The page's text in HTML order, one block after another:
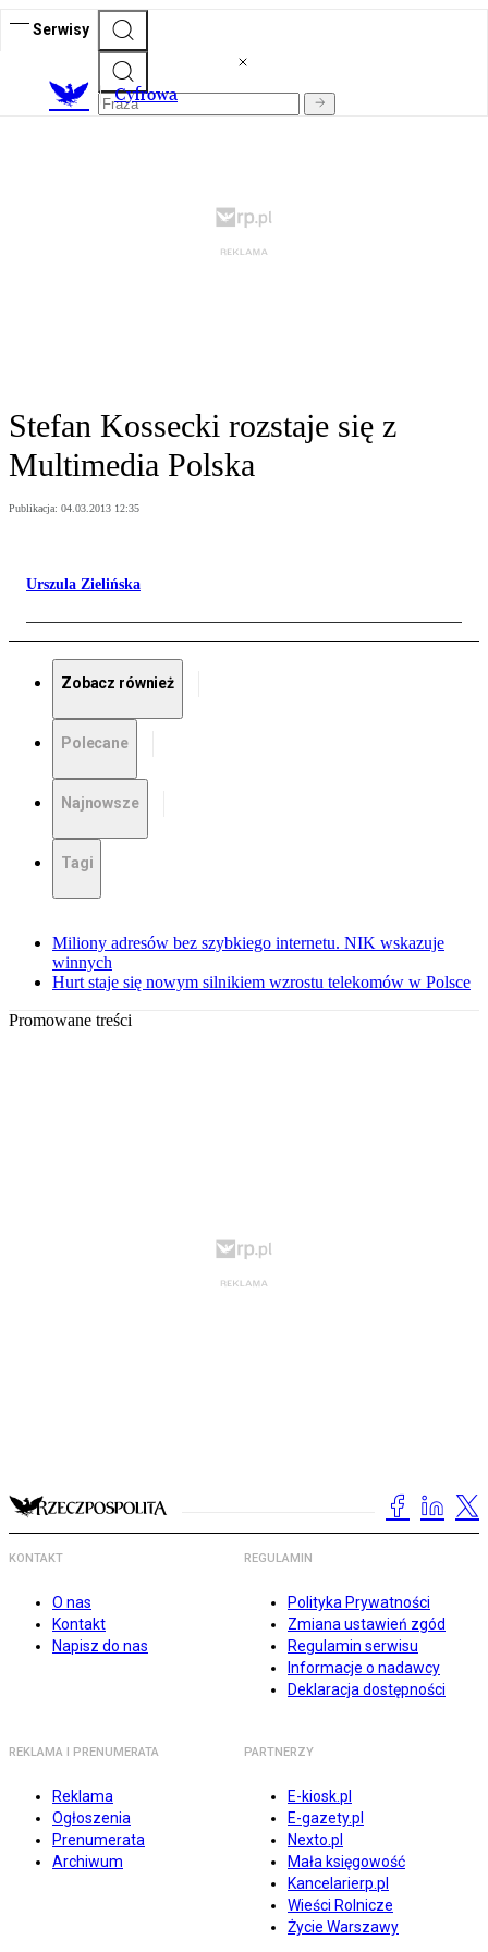
Serwisy
Cyfrowa
Stefan Kossecki rozstaje się z
Multimedia Polska
Publikacja: 04.03.2013 12:35
Urszula Zielińska
Zobacz również
Polecane
Najnowsze
Tagi
Miliony adresów bez szybkiego internetu. NIK wskazuje
winnych
Hurt staje się nowym silnikiem wzrostu telekomów w Polsce
Promowane treści
KONTAKT
O nas
Kontakt
Napisz do nas
REGULAMIN
Polityka Prywatności
Zmiana ustawień zgód
Regulamin serwisu
Informacje o nadawcy
Deklaracja dostępności
REKLAMA I PRENUMERATA
Reklama
Ogłoszenia
Prenumerata
Archiwum
PARTNERZY
E-kiosk.pl
E-gazety.pl
Nexto.pl
Mała księgowość
Kancelarierp.pl
Wieści Rolnicze
Życie Warszawy